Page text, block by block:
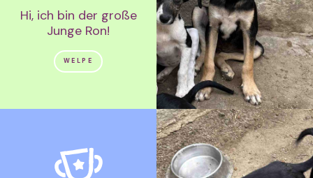
Hi, ich bin der große
Junge Ron!
WELPE